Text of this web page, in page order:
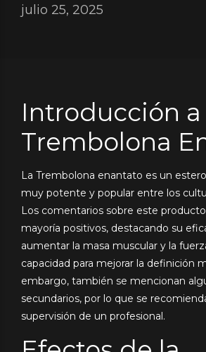
julio 25, 2025
Introducción a
Trembolona
La Trembolona enantato es un
muy potente y popular entre los
Los comentarios sobre este
mayoría positivos, destacando su
aumentar la masa muscular y la
capacidad para mejorar la definición
embargo, también se mencionan
secundarios, por lo que se
supervisión de un profesional.